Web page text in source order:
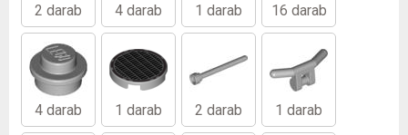
2 darab 4 darab 1 darab 16 darab
4 darab 1 darab 2 darab 1 darab